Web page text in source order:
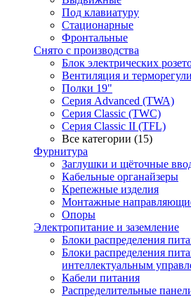
Под клавиатуру
Стационарные
Фронтальные
Снято с производства
Блок электрических
Вентиляция и
Полки 19"
Серия Advanced (TWA)
Серия Classic (TWC)
Серия Classic II (TFL)
Все категории (15)
Фурнитура
Заглушки и щёточные
Кабельные органайзеры
Крепежные изделия
Монтажные
Опоры
Электропитание и заземление
Блоки распределения
Блоки распределения
интеллектуальным
Кабели питания
Распределительные